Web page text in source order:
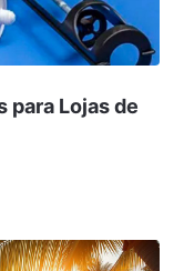
para Lojas de